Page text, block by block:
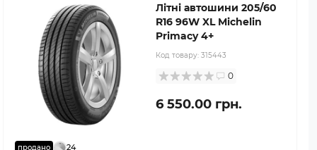
продано 24
Літні автошини 205/60
R16 96W XL Michelin
Primacy 4+
Код товару: 315443
0
6 550.00 грн.